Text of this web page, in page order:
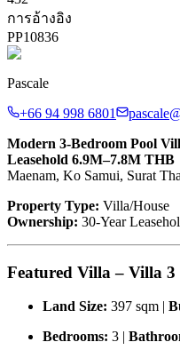
การอ้างอิง
PP10836
Pascale
+66 94 998 6801
Modern 3-Bedroom Pool
Leasehold 6.9M–7.8M THB
Maenam, Ko Samui, Surat
Property Type: Villa/House
Ownership: 30-Year
Featured Villa – Villa 3
Land Size: 397 sqm |
Bedrooms: 3 |